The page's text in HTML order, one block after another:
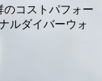
のコストパフォー
ルダイバーウォ